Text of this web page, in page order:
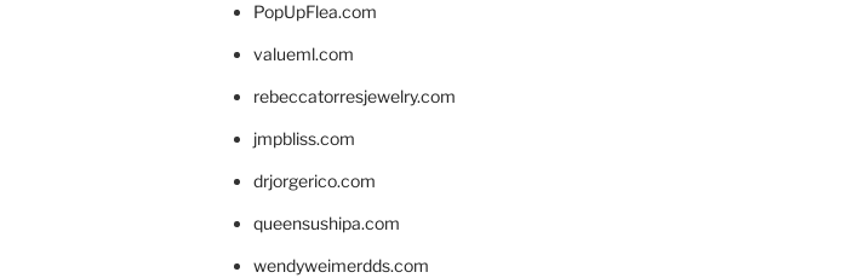
PopUpFlea.com
valueml.com
rebeccatorresjewelry.com
jmpbliss.com
drjorgerico.com
queensushipa.com
wendyweimerdds.com